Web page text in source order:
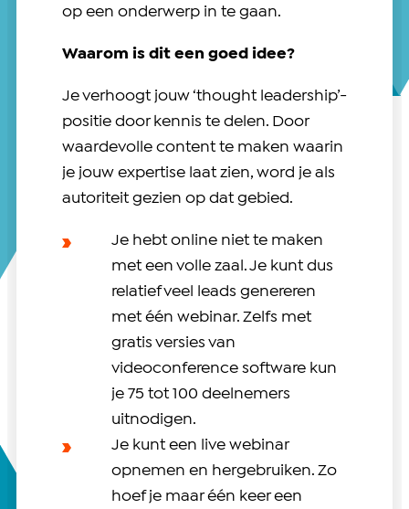
op een onderwerp in te gaan.
Waarom is dit een goed idee?
Je verhoogt jouw ‘thought leadership’-
positie door kennis te delen. Door
waardevolle content te maken waarin
je jouw expertise laat zien, word je als
autoriteit gezien op dat gebied.
Je hebt online niet te maken
met een volle zaal. Je kunt dus
relatief veel leads genereren
met één webinar. Zelfs met
gratis versies van
videoconference software kun
je 75 tot 100 deelnemers
uitnodigen.
Je kunt een live webinar
opnemen en hergebruiken. Zo
hoef je maar één keer een